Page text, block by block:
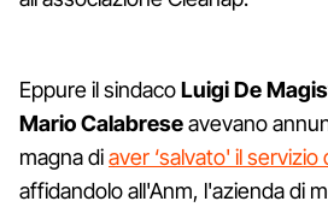
Eppure il sindacoLuigi De
Mario Calabreseavevano
magna diaver ‘salvato' il servizio
affidandolo all'Anm, l'azienda di